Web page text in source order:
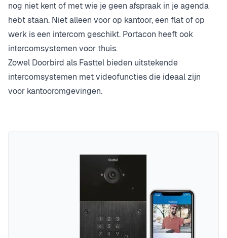
nog niet kent of met wie je geen afspraak in je agenda
hebt staan. Niet alleen voor op kantoor, een flat of op
werk is een intercom geschikt. Portacon heeft ook
intercomsystemen voor thuis.
Zowel Doorbird als Fasttel bieden uitstekende
intercomsystemen met videofuncties die ideaal zijn
voor kantooromgevingen.